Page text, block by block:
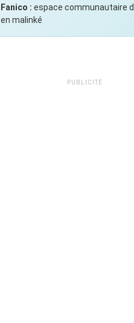
Fanico : espace communautaire
en malinké
PUBLICITÉ